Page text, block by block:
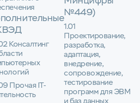
Консалтинг
Прочая IT-
№449)
1.01
Проектирование,
разработка,
адаптация,
внедрение,
сопровождение,
тестирование
программ для ЭВМ
и баз данных